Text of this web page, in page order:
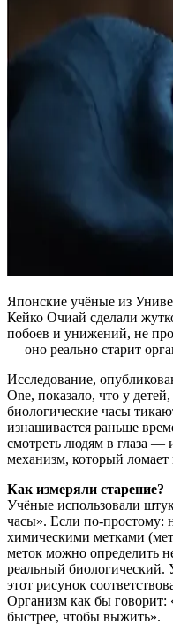
Японские учёные из
Кейко Очиай сделали
побоев и унижений, не
— оно реально старит
Исследование,
One, показало, что у
биологические часы
изнашивается раньше
смотреть людям в глаза —
механизм, который
Как измеряли старение?
Учёные использовали
часы». Если по-простому:
химическими метками
меток можно определить
реальный
этот рисунок
Организм как бы говорит:
быстрее, чтобы выжить».